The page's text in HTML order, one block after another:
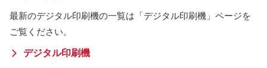
最新のデジタル印刷機の一覧は「デジタル印刷機」ページを
ご覧ください。
デジタル印刷機